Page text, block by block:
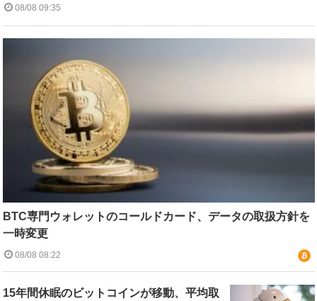
08/08 09:35
BTC専門ウォレットのコールドカード、データの取扱方針を
一時変更
08/08 08:22
15年間休眠のビットコインが移動、平均取